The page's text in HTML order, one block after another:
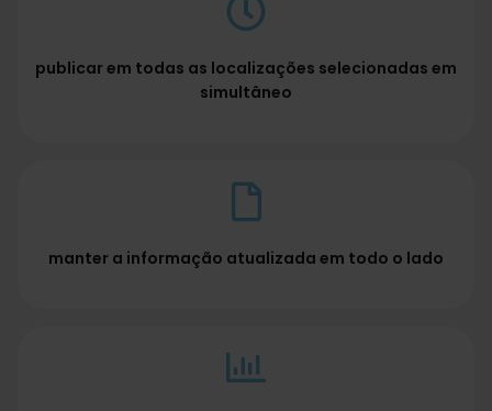
publicar em todas as localizações selecionadas em
simultâneo
manter a informação atualizada em todo o lado